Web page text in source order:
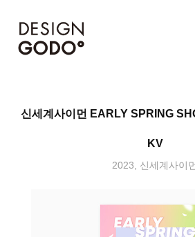
신세계사이먼 EARLY SPRING
KV
2023, 신세계사이